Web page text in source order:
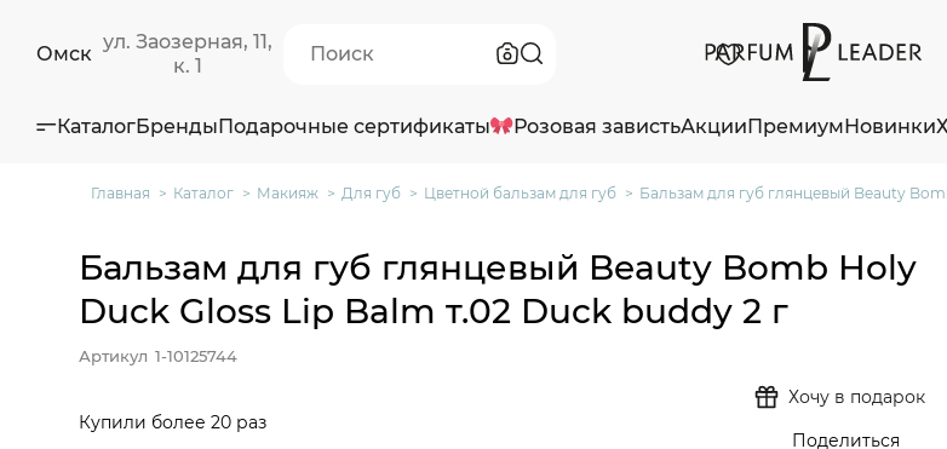
Омск
ул. Заозерная, 11,
к. 1
КаталогБрендыПодарочные сертификаты Розовая завистьАкцииПремиумНовинки
Главная Каталог Макияж Для губ Цветной бальзам для губ Бальзам для губ глянцевый Beauty
Бальзам для губ глянцевый Beauty Bomb Holy
Duck Gloss Lip Balm т.02 Duck buddy 2 г
Артикул 1-10125744
Купили более 20 раз
Хочу в подарок
Поделиться